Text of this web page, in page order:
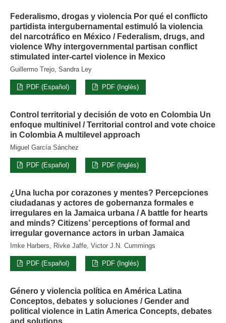
Federalismo, drogas y violencia Por qué el conflicto
partidista intergubernamental estimuló la violencia
del narcotráfico en México / Federalism, drugs, and
violence Why intergovernmental partisan conflict
stimulated inter-cartel violence in Mexico
Guillermo Trejo, Sandra Ley
PDF (Español) PDF (Inglés)
Control territorial y decisión de voto en Colombia Un
enfoque multinivel / Territorial control and vote choice
in Colombia A multilevel approach
Miguel García Sánchez
PDF (Español) PDF (Inglés)
¿Una lucha por corazones y mentes? Percepciones
ciudadanas y actores de gobernanza formales e
irregulares en la Jamaica urbana / A battle for hearts
and minds? Citizens’ perceptions of formal and
irregular governance actors in urban Jamaica
Imke Harbers, Rivke Jaffe, Victor J.N. Cummings
PDF (Español) PDF (Inglés)
Género y violencia política en América Latina
Conceptos, debates y soluciones / Gender and
political violence in Latin America Concepts, debates
and solutions